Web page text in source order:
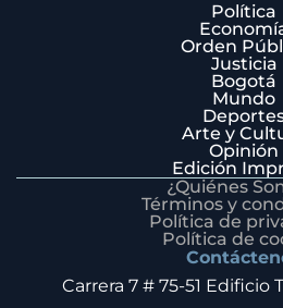
Política
Orden
Justicia
Bogotá
Mundo
Arte y
Opinión
Edición
¿Quiénes
Términos y
Política de
Política de
Carrera 7 # 75-51 Edificio